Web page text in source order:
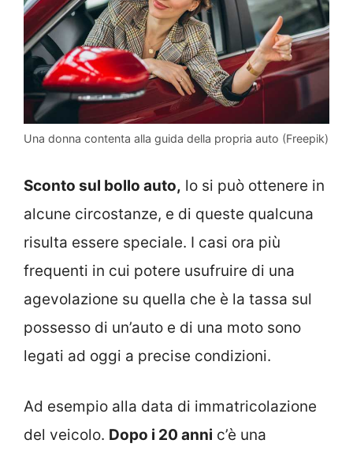
Una donna contenta alla guida della propria auto (Freepik)
Sconto sul bollo auto, lo si può ottenere in
alcune circostanze, e di queste qualcuna
risulta essere speciale. I casi ora più
frequenti in cui potere usufruire di una
agevolazione su quella che è la tassa sul
possesso di un’auto e di una moto sono
legati ad oggi a precise condizioni.
Ad esempio alla data di immatricolazione
del veicolo. Dopo i 20 anni c’è una